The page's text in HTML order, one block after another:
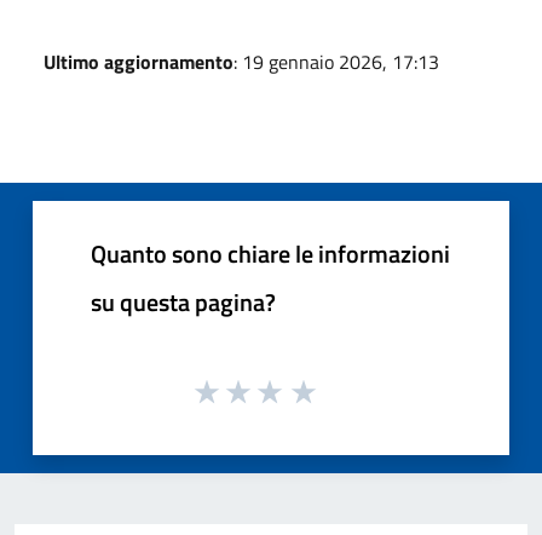
Ultimo aggiornamento: 19 gennaio 2026, 17:13
Quanto sono chiare le informazioni
su questa pagina?